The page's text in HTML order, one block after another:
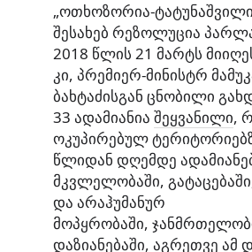
„ოთხოზორია-
შესახებ რეზოლუცია
2018 წლის 21 მარტს
კი, პრემიერ-მინისტრ
ბახტაძისგან ცნობილი
33 ადამიანია შეყვანილი,
ოკუპირებულ
წლიდან დღემდე
მკვლელობაში,
და არაჰუმანურ
მოპყრობაში,
დაზიანებაში, აგრეთვე ამ